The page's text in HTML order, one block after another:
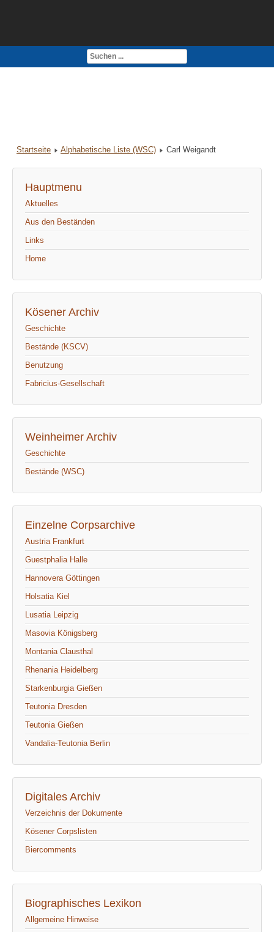
Impressum
Startseite Alphabetische Liste (WSC) Carl Weigandt
Hauptmenu
Aktuelles
Aus den Beständen
Links
Home
Kösener Archiv
Geschichte
Bestände (KSCV)
Benutzung
Fabricius-Gesellschaft
Weinheimer Archiv
Geschichte
Bestände (WSC)
Einzelne Corpsarchive
Austria Frankfurt
Guestphalia Halle
Hannovera Göttingen
Holsatia Kiel
Lusatia Leipzig
Masovia Königsberg
Montania Clausthal
Rhenania Heidelberg
Starkenburgia Gießen
Teutonia Dresden
Teutonia Gießen
Vandalia-Teutonia Berlin
Digitales Archiv
Verzeichnis der Dokumente
Kösener Corpslisten
Biercomments
Biographisches Lexikon
Allgemeine Hinweise